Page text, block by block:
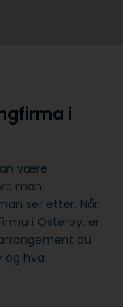
i
være
man
ser etter. Når
i Osterøy, er
du
og hva